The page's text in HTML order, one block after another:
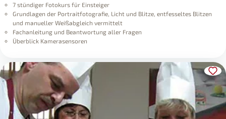
7 stündiger Fotokurs für Einsteiger
Grundlagen der Portraitfotografie, Licht und Blitze, entfesseltes Blitzen
und manueller Weißabgleich vermittelt
Fachanleitung und Beantwortung aller Fragen
Überblick Kamerasensoren